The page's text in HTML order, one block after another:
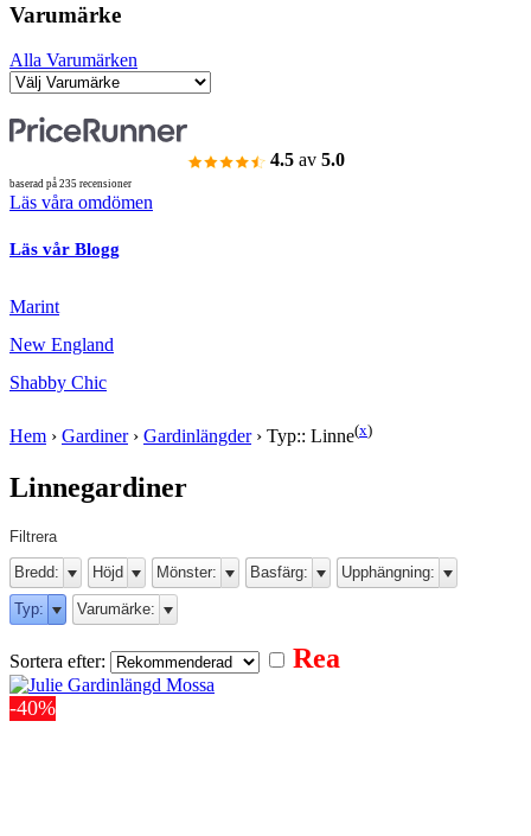
Varumärke
Alla Varumärken
4.5 av 5.0
baserad på 235 recensioner
Läs våra omdömen
Läs vår Blogg
Marint
New England
Shabby Chic
Hem › Gardiner› Gardinlängder› Typ:: Linne(x)
Linnegardiner
Filtrera
Bredd:
Höjd Mönster: Basfärg: Upphängning:
Typ: Varumärke:
Sortera efter: Rea
-40%